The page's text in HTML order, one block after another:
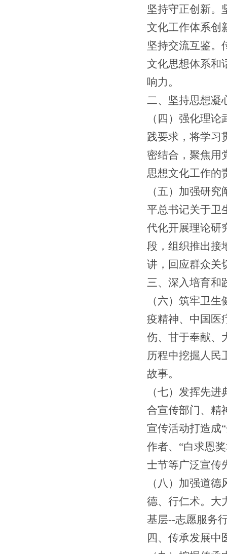
坚持守正创新。
文化工作体系创
坚持交流互鉴。
文化思想体系和
响力。
二、 坚持思想凝
（四） 强化理论
践要求，将学习
密结合，聚焦用
思想文化工作的
（五） 加强研究
平总书记关于卫
代化开展理论研
段，组织推出接
讲，回应群众关
三、深入培育和
（六）筑牢卫生
疫精神、中国医
伤、甘于奉献、
历程中挖掘人民
故事。
（七）发挥先
合宣传部门、精
宣传活动打造成
作者、“白求恩
士节等广泛宣传
（八）加强道
德、行仁术。大
基层--志愿服务
四、传承发展中